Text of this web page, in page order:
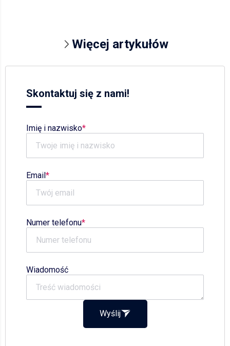
Więcej artykułów
Skontaktuj się z nami!
Imię i nazwisko
Email
Numer telefonu
Wiadomość
Wyślij